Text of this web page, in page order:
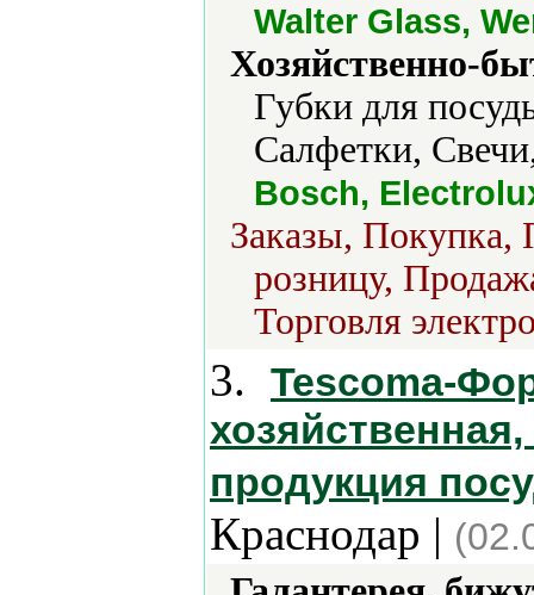
Walter Glass,
Хозяйственно-
Губки для
Салфетки,
Bosch,
Заказы, Покупка,
розницу,
Торговля
3.
Tescoma-
продукция
Краснодар |